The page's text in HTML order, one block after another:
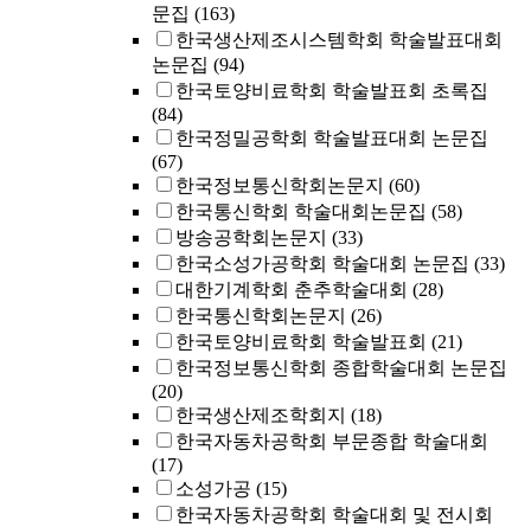
문집 (163)
한국생산제조시스템학회 학술발표대회
논문집 (94)
한국토양비료학회 학술발표회 초록집
(84)
한국정밀공학회 학술발표대회 논문집
(67)
한국정보통신학회논문지 (60)
한국통신학회 학술대회논문집 (58)
방송공학회논문지 (33)
한국소성가공학회 학술대회 논문집 (33)
대한기계학회 춘추학술대회 (28)
한국통신학회논문지 (26)
한국토양비료학회 학술발표회 (21)
한국정보통신학회 종합학술대회 논문집
(20)
한국생산제조학회지 (18)
한국자동차공학회 부문종합 학술대회
(17)
소성가공 (15)
한국자동차공학회 학술대회 및 전시회